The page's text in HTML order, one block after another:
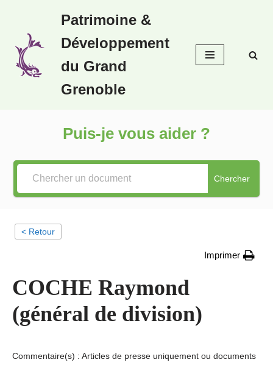
au
contenu
Patrimoine &
Développement
du Grand
Grenoble
Puis-je vous aider ?
Chercher
< Retour
Imprimer
COCHE Raymond
(général de division)
Commentaire(s) : Articles de presse uniquement ou documents